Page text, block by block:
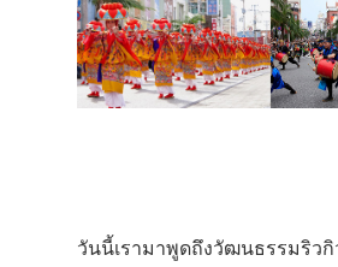
วันนี้เรามาพูดถึงวัฒนธรรมริว